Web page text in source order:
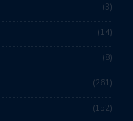
3
14
8
261
152